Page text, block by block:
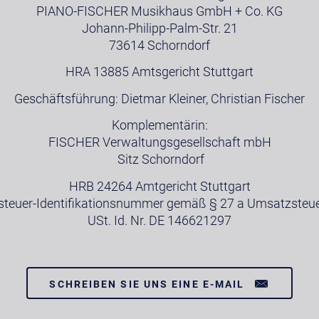
PIANO-FISCHER Musikhaus GmbH + Co. KG
Johann-Philipp-Palm-Str. 21
73614 Schorndorf
HRA 13885 Amtsgericht Stuttgart
Geschäftsführung: Dietmar Kleiner, Christian Fischer
Komplementärin:
FISCHER Verwaltungsgesellschaft mbH
Sitz Schorndorf
HRB 24264 Amtgericht Stuttgart
Identifikationsnummer gemäß § 27 a
USt. Id. Nr. DE 146621297
SCHREIBEN SIE UNS EINE E-MAIL